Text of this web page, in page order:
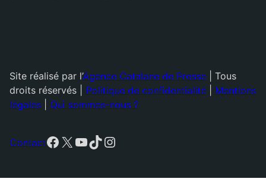
Site réalisé par l’Agence Catalane de Presse | Tous
droits réservés | Politique de confidentialité
Mentions
légales
Qui sommes-nous ?
ContactFacebook
X YouTube
TikTok
Instagram